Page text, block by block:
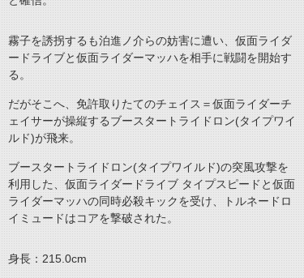
霧子を誘拐するも泊進ノ介らの妨害に遭い、仮面ライダ
ードライブと仮面ライダーマッハを相手に戦闘を開始す
る。
だがそこへ、免許取りたてのチェイス＝仮面ライダーチ
ェイサーが操縦するブースタートライドロン(タイプワイ
ルド)が飛来。
ブースタートライドロン(タイプワイルド)の突風攻撃を
利用した、仮面ライダードライブ タイプスピードと仮面
ライダーマッハの同時必殺キックを受け、トルネードロ
イミュードはコアを撃破された。
身長：215.0cm